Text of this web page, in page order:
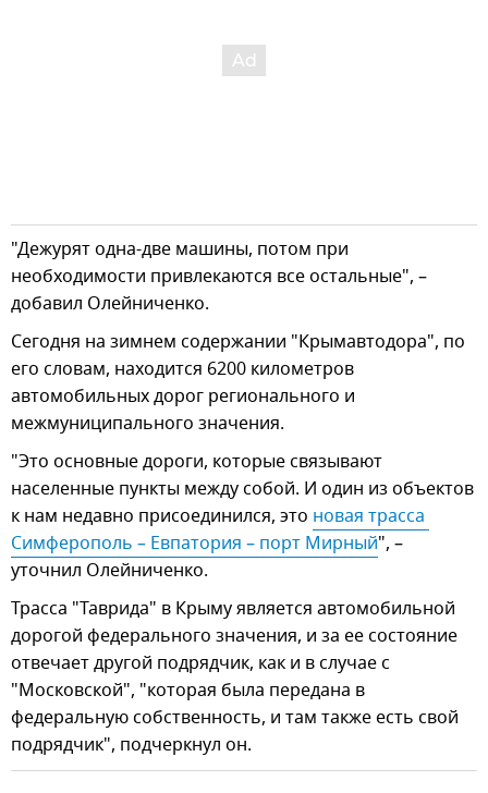
"Дежурят одна-две машины, потом при
необходимости привлекаются все остальные", –
добавил Олейниченко.
Сегодня на зимнем содержании "Крымавтодора", по
его словам, находится 6200 километров
автомобильных дорог регионального и
межмуниципального значения.
"Это основные дороги, которые связывают
населенные пункты между собой. И один из объектов
к нам недавно присоединился, это новая трасса
Симферополь – Евпатория – порт Мирный", –
уточнил Олейниченко.
Трасса "Таврида" в Крыму является автомобильной
дорогой федерального значения, и за ее состояние
отвечает другой подрядчик, как и в случае с
"Московской", "которая была передана в
федеральную собственность, и там также есть свой
подрядчик", подчеркнул он.